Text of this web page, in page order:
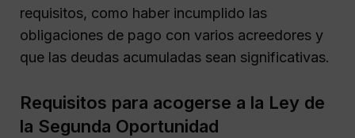
requisitos, como haber incumplido las
obligaciones de pago con varios acreedores y
que las deudas acumuladas sean significativas.
Requisitos para acogerse a la Ley de
la Segunda Oportunidad